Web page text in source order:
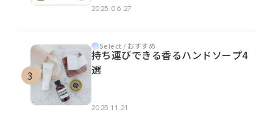
2025.06.27
Select / おすすめ
持ち運びできる香るハンドソープ4
選
2025.11.21